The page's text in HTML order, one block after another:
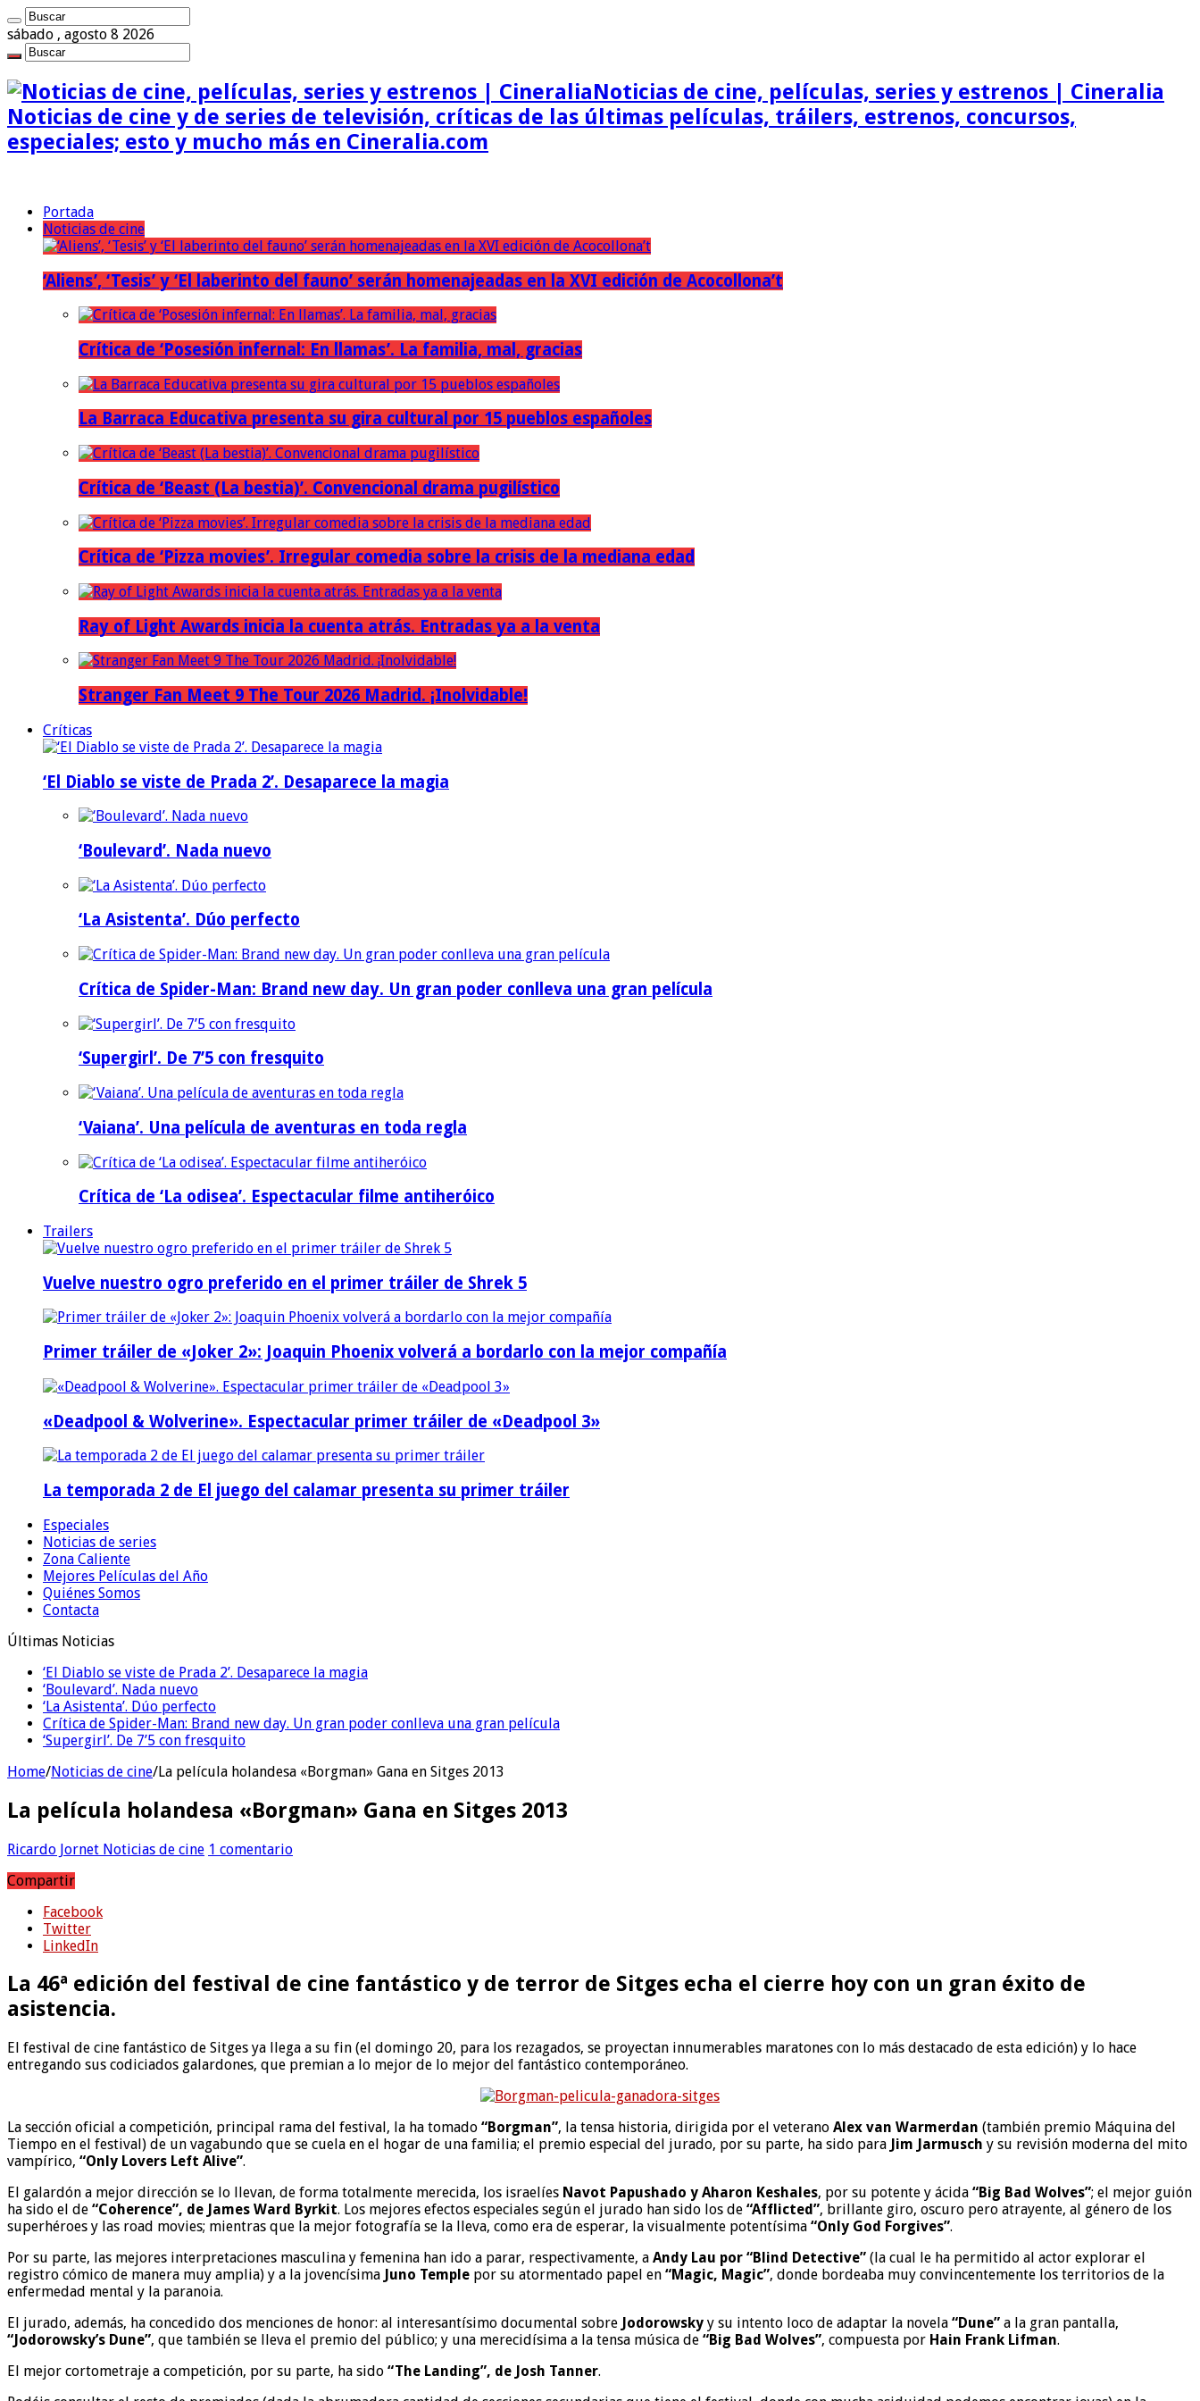
sábado , agosto 8 2026
Noticias de cine, películas, series y estrenos | Cineralia
Noticias de cine y de series de televisión, críticas de las últimas películas, tráilers, estrenos, concursos,
especiales; esto y mucho más en Cineralia.com
Portada
Noticias de cine
‘Aliens’, ‘Tesis’ y ‘El laberinto del fauno’ serán homenajeadas en la XVI edición de Acocollona’t
Crítica de ‘Posesión infernal: En llamas’. La familia, mal, gracias
La Barraca Educativa presenta su gira cultural por 15 pueblos españoles
Crítica de ‘Beast (La bestia)’. Convencional drama pugilístico
Crítica de ‘Pizza movies’. Irregular comedia sobre la crisis de la mediana edad
Ray of Light Awards inicia la cuenta atrás. Entradas ya a la venta
Stranger Fan Meet 9 The Tour 2026 Madrid. ¡Inolvidable!
Críticas
‘El Diablo se viste de Prada 2’. Desaparece la magia
‘Boulevard’. Nada nuevo
‘La Asistenta’. Dúo perfecto
Crítica de Spider-Man: Brand new day. Un gran poder conlleva una gran película
‘Supergirl’. De 7’5 con fresquito
‘Vaiana’. Una película de aventuras en toda regla
Crítica de ‘La odisea’. Espectacular filme antiheróico
Trailers
Vuelve nuestro ogro preferido en el primer tráiler de Shrek 5
Primer tráiler de «Joker 2»: Joaquin Phoenix volverá a bordarlo con la mejor compañía
«Deadpool & Wolverine». Espectacular primer tráiler de «Deadpool 3»
La temporada 2 de El juego del calamar presenta su primer tráiler
Especiales
Noticias de series
Zona Caliente
Mejores Películas del Año
Quiénes Somos
Contacta
Últimas Noticias
‘El Diablo se viste de Prada 2’. Desaparece la magia
‘Boulevard’. Nada nuevo
‘La Asistenta’. Dúo perfecto
Crítica de Spider-Man: Brand new day. Un gran poder conlleva una gran película
‘Supergirl’. De 7’5 con fresquito
Home/Noticias de cine/La película holandesa «Borgman» Gana en Sitges 2013
La película holandesa «Borgman» Gana en Sitges 2013
Ricardo Jornet Noticias de cine 1 comentario
Compartir
Facebook
Twitter
LinkedIn
La 46ª edición del festival de cine fantástico y de terror de Sitges echa el cierre hoy con un gran éxito de
asistencia.
El festival de cine fantástico de Sitges ya llega a su fin (el domingo 20, para los rezagados, se proyectan innumerables maratones con lo más destacado de esta edición) y lo hace
entregando sus codiciados galardones, que premian a lo mejor de lo mejor del fantástico contemporáneo.
La sección oficial a competición, principal rama del festival, la ha tomado “Borgman”, la tensa historia, dirigida por el veterano Alex van Warmerdan (también premio Máquina del
Tiempo en el festival) de un vagabundo que se cuela en el hogar de una familia; el premio especial del jurado, por su parte, ha sido para Jim Jarmusch y su revisión moderna del mito
vampírico, “Only Lovers Left Alive”.
El galardón a mejor dirección se lo llevan, de forma totalmente merecida, los israelíes Navot Papushado y Aharon Keshales, por su potente y ácida “Big Bad Wolves”; el mejor guión
ha sido el de “Coherence”, de James Ward Byrkit. Los mejores efectos especiales según el jurado han sido los de “Afflicted”, brillante giro, oscuro pero atrayente, al género de los
superhéroes y las road movies; mientras que la mejor fotografía se la lleva, como era de esperar, la visualmente potentísima “Only God Forgives”.
Por su parte, las mejores interpretaciones masculina y femenina han ido a parar, respectivamente, a Andy Lau por “Blind Detective” (la cual le ha permitido al actor explorar el
registro cómico de manera muy amplia) y a la jovencísima Juno Temple por su atormentado papel en “Magic, Magic”, donde bordeaba muy convincentemente los territorios de la
enfermedad mental y la paranoia.
El jurado, además, ha concedido dos menciones de honor: al interesantísimo documental sobre Jodorowsky y su intento loco de adaptar la novela “Dune” a la gran pantalla,
“Jodorowsky’s Dune”, que también se lleva el premio del público; y una merecidísima a la tensa música de “Big Bad Wolves”, compuesta por Hain Frank Lifman.
El mejor cortometraje a competición, por su parte, ha sido “The Landing”, de Josh Tanner.